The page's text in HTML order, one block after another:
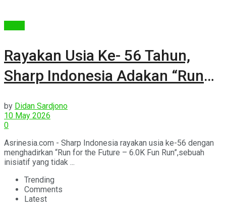
Rayakan Usia Ke- 56 Tahun,
Sharp Indonesia Adakan “Run
by Didan Sardjono
10 May 2026
0
Asrinesia.com - Sharp Indonesia rayakan usia ke-56 dengan
menghadirkan “Run for the Future – 6.0K Fun Run”,sebuah
inisiatif yang tidak ...
Trending
Comments
Latest